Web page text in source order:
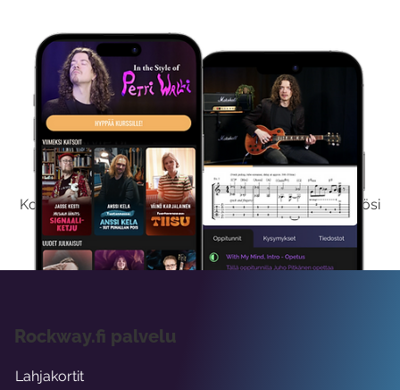
Kokeile Ilmaiseksi
Kokeilemalla ilmaiseksi saat koko sisältömme käyttöösi
viikon ajaksi.
Rockway.fi palvelu
Lahjakortit